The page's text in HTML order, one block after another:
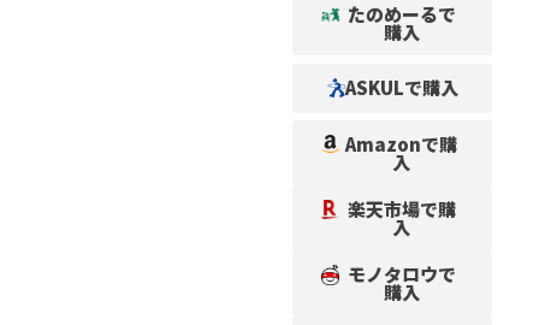
たのめーるで
購入
ASKULで購入
Amazonで購
入
楽天市場で購
入
モノタロウで
購入